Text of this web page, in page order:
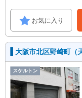
お気に入り
大阪市北区野崎町（
スケルトン